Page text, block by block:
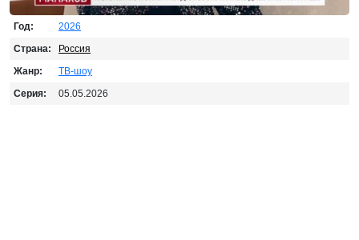
Год:
2026
Страна:
Россия
Жанр:
ТВ-шоу
Серия:
05.05.2026